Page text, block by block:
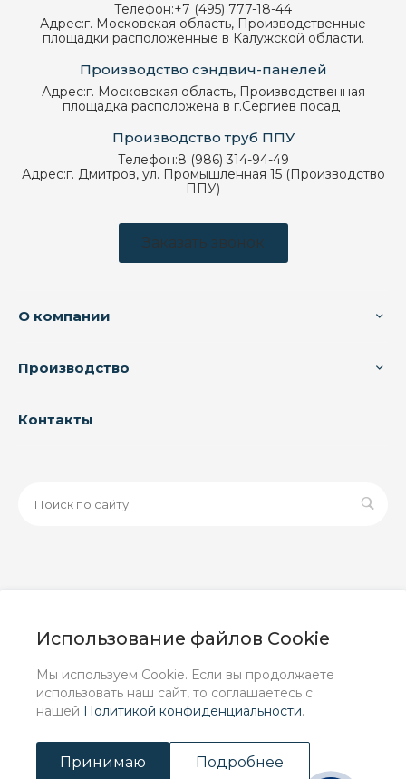
Использование файлов Cookie
Мы используем Cookie. Если вы продолжаете
использовать наш сайт, то соглашаетесь с
нашей Политикой конфиденциальности.
Принимаю Подробнее
Телефон:+7 (495) 777-18-44
Адрес:г. Московская область, Производственные
площадки расположенные в Калужской области.
Производство сэндвич-панелей
Адрес:г. Московская область, Производственная
площадка расположена в г.Сергиев посад
Производство труб ППУ
Телефон:8 (986) 314-94-49
Адрес:г. Дмитров, ул. Промышленная 15 (Производство
ППУ)
Заказать звонок
О компании
Производство
Контакты
информационный характер и ни при каких условиях не
положениями Статьи 437 (2) ГК РФ.